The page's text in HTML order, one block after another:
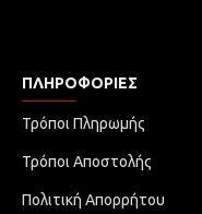
ΠΛΗΡΟΦΟΡΊΕΣ
Τρόποι Πληρωμής
Τρόποι Αποστολής
Πολιτική Απορρήτου